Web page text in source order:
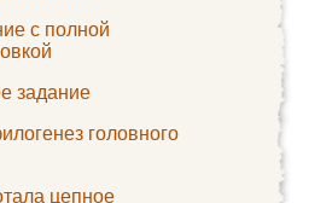
с полной
задание
головного
цепное